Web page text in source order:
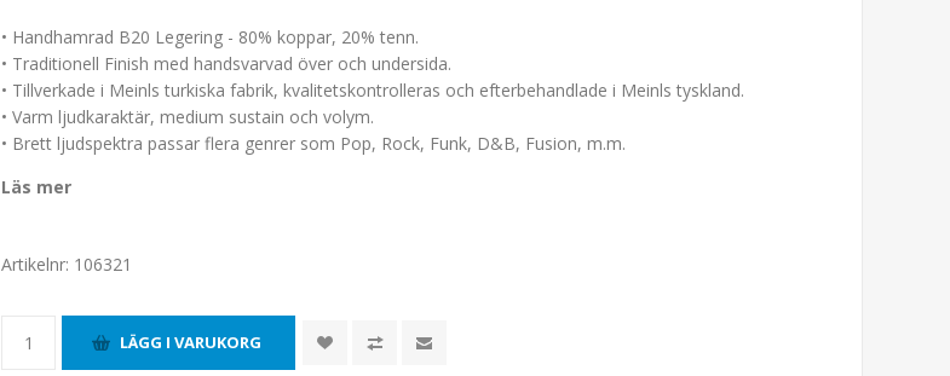
• Handhamrad B20 Legering - 80% koppar, 20% tenn.
• Traditionell Finish med handsvarvad över och undersida.
• Tillverkade i Meinls turkiska fabrik, kvalitetskontrolleras och efterbehandlade i Meinls tyskland.
• Varm ljudkaraktär, medium sustain och volym.
• Brett ljudspektra passar flera genrer som Pop, Rock, Funk, D&B, Fusion, m.m.
Läs mer
Artikelnr: 106321